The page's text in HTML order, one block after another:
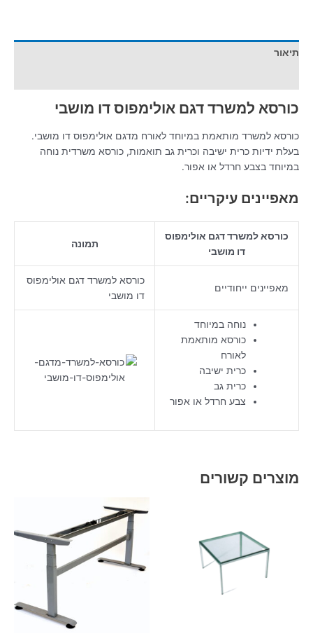
תיאור
כורסא למשרד דגם אולימפוס דו מושבי
כורסא למשרד מותאמת במיוחד לאורח מדגם אולימפוס דו מושבי.
בעלת ידיות כרית ישיבה וכרית גב תואמות, כורסא משרדית נוחה
במיוחד בצבע חרדל או אפור.
מאפיינים עיקריים:
כורסא למשרד דגם אולימפוס
דו מושבי
תמונה
מאפיינים ייחודיים
כורסא למשרד דגם אולימפוס
דו מושבי
נוחה במיוחד
כורסא מותאמת
לאורח
כרית ישיבה
כרית גב
צבע חרדל או אפור
מוצרים קשורים